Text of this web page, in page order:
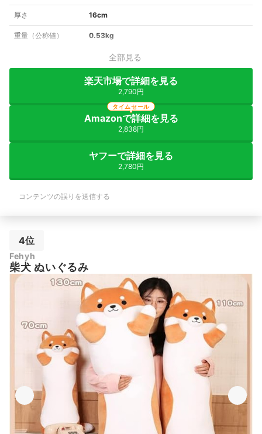
厚さ 16cm
重量（公称値） 0.53kg
全部見る
楽天市場で詳細を見る
2,790円
Amazonで詳細を見る
2,838円
タイムセール
ヤフーで詳細を見る
2,780円
コンテンツの誤りを送信する
4位
Fehyh
柴犬 ぬいぐるみ